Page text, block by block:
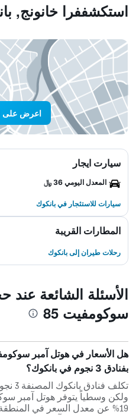
استكشففرا خانونج,
اعرض على
سيارت ايجار
المعدل اليومي 36 ﷼
سيارات للاستئجار في بانكوك
المطارات القريبة
رحلات طيران إلى بانكوك
الأسئلة الشائعة عند
سوكومفيت 85
بفنادق 3 نجوم في بانكوك؟
19% عن معدل السعر في